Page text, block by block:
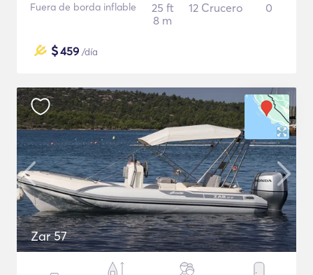
Fuera de borda inflable
25 ft
8 m
12 Crucero 0
$459 /día
Zar 57